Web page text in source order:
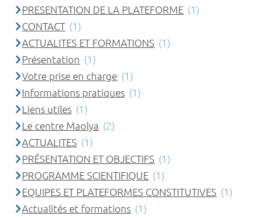
PRESENTATION DE LA PLATEFORME (1)
CONTACT (1)
ACTUALITES ET FORMATIONS (1)
Présentation (1)
Votre prise en charge (1)
Informations pratiques (1)
Liens utiles (1)
Le centre Maolya (2)
ACTUALITES (1)
PRÉSENTATION ET OBJECTIFS (1)
PROGRAMME SCIENTIFIQUE (1)
EQUIPES ET PLATEFORMES CONSTITUTIVES (1)
Actualités et formations (1)